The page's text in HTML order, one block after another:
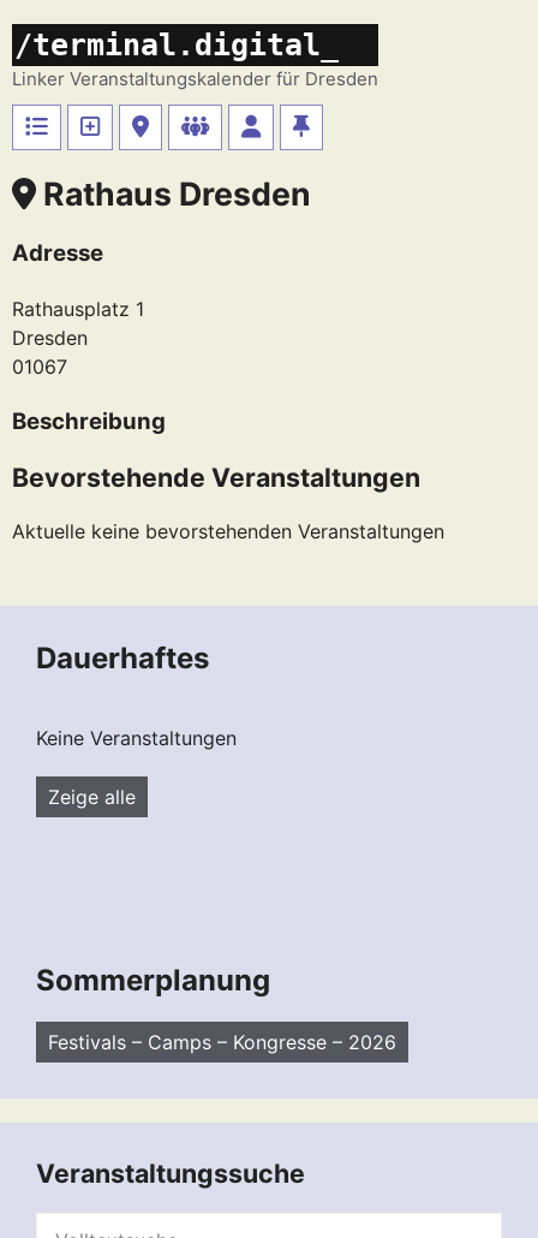
Inhalt
springen
/terminal.digital_
Linker Veranstaltungskalender für Dresden
Rathaus Dresden
Adresse
Rathausplatz 1
Dresden
01067
Beschreibung
Bevorstehende Veranstaltungen
Aktuelle keine bevorstehenden Veranstaltungen
Dauerhaftes
Keine Veranstaltungen
Zeige alle
Sommerplanung
Festivals – Camps – Kongresse – 2026
Veranstaltungssuche